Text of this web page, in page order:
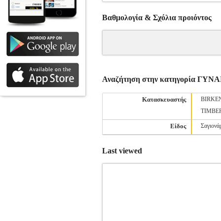
Βαθμολογία & Σχόλια προιόντος
Αναζήτηση στην κατηγορία
Κατασκευαστής
Είδος
Last viewed